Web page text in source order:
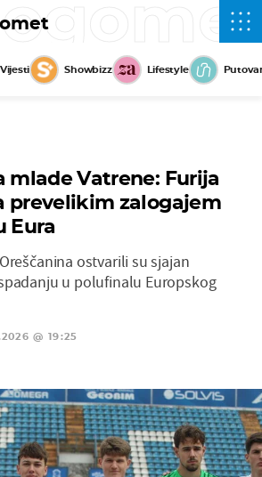
Vijesti Showbizz Lifestyle
mlade Vatrene: Furija
prevelikim zalogajem
Eura
ostvarili su sjajan
u polufinalu Europskog
@ 19:25